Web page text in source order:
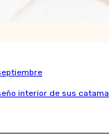
interior de sus